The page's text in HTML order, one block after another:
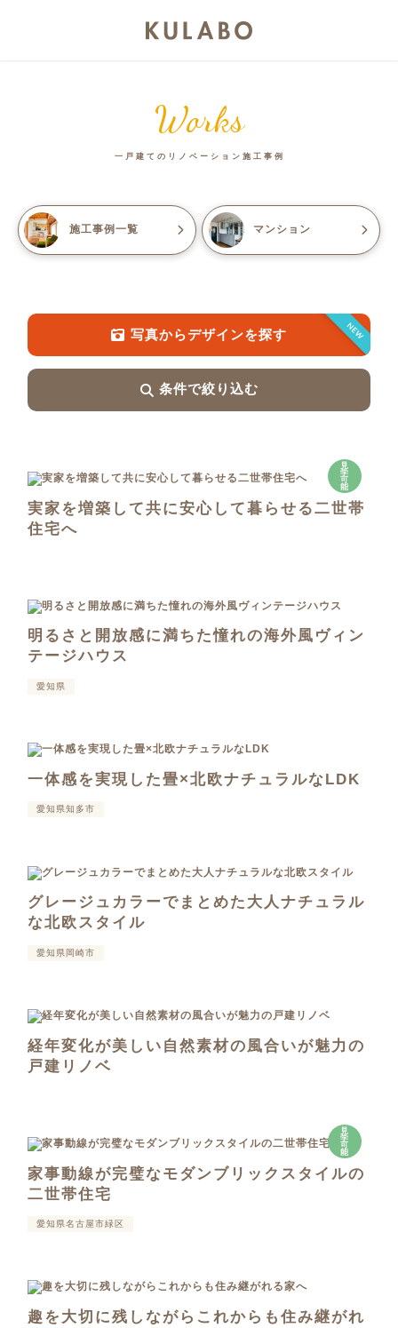
Works
一戸建てのリノベーション施工事例
施工事例一覧 マンション
NEW
写真からデザインを探す
条件で絞り込む
見
学
可
能
実家を増築して共に安心して暮らせる二世帯
住宅へ
明るさと開放感に満ちた憧れの海外風ヴィン
テージハウス
愛知県
一体感を実現した畳×北欧ナチュラルなLDK
愛知県知多市
グレージュカラーでまとめた大人ナチュラル
な北欧スタイル
愛知県岡崎市
経年変化が美しい自然素材の風合いが魅力の
戸建リノベ
見
学
可
能
家事動線が完璧なモダンブリックスタイルの
二世帯住宅
愛知県名古屋市緑区
趣を大切に残しながらこれからも住み継がれ